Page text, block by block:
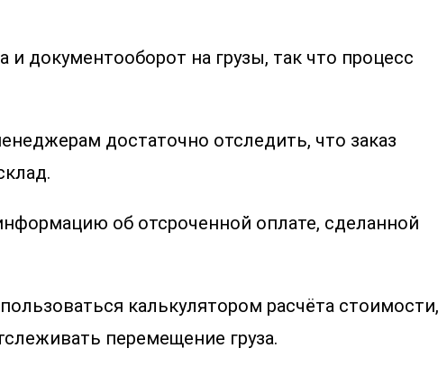
документооборот на грузы, так что процесс
достаточно отследить, что заказ
об отсроченной оплате, сделанной
калькулятором расчёта стоимости,
перемещение груза.